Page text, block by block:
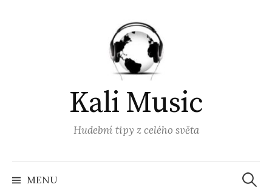
Kali Music
Hudební tipy z celého světa
MENU